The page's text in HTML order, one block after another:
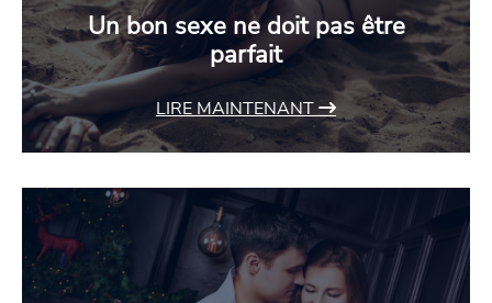
Un bon sexe ne doit pas être
parfait
LIRE MAINTENANT